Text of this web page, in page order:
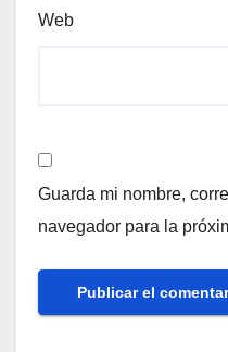
Web
Guarda mi nombre,
navegador para la